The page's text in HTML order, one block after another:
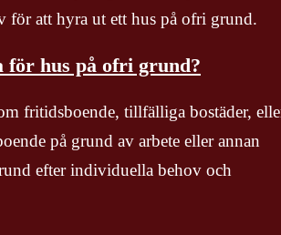
för att hyra ut ett hus på ofri grund.
för hus på ofri grund?
fritidsboende, tillfälliga bostäder,
på grund av arbete eller annan
efter individuella behov och